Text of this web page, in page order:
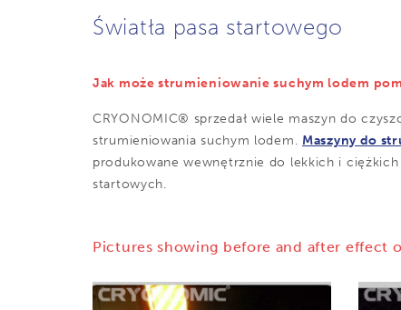
Światła pasa startowego
Jak może strumieniowanie suchym lodem
CRYONOMIC® sprzedał wiele maszyn do
strumieniowania suchym lodem. Maszyny do
produkowane wewnętrznie do lekkich i
startowych.
Pictures showing before and after effect